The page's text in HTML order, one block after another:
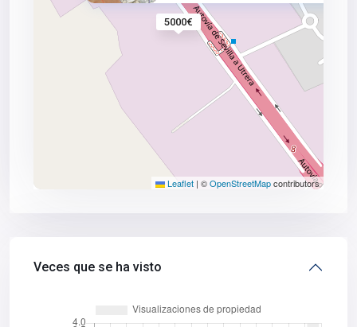
5000€
Leaflet | ©OpenStreetMapcontributors
Veces que se ha visto